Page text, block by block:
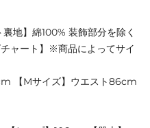
地】綿100% 装飾部分を除く
チャート】※商品によってサイ
【Mサイズ】ウエスト86cm